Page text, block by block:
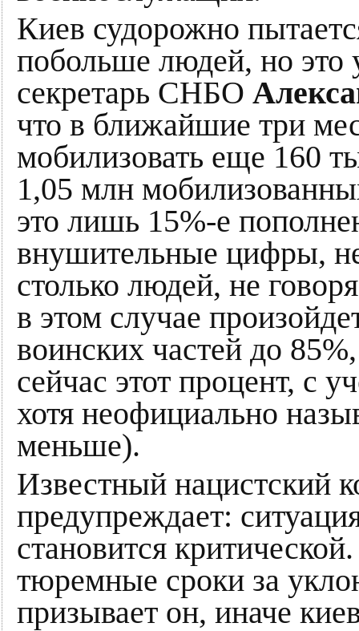
Киев судорожно
побольше людей, но это
секретарь СНБО
что в ближайшие три
мобилизовать еще 160
1,05 млн
это лишь 15%-е
внушительные цифры, не
столько людей, не
в этом случае
воинских частей до
сейчас этот процент, с
хотя неофициально
меньше).
Известный нацистский
предупреждает:
становится
тюремные сроки за
призывает он, иначе